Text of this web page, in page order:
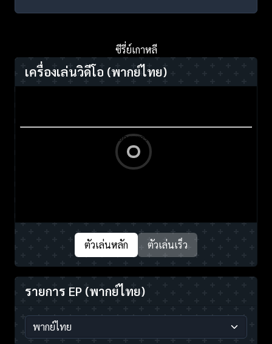
ซีรี่ย์เกาหลี
เครื่องเล่นวิดีโอ (พากย์ไทย)
ตัวเล่นหลัก ตัวเล่นเร็ว
รายการ EP (พากย์ไทย)